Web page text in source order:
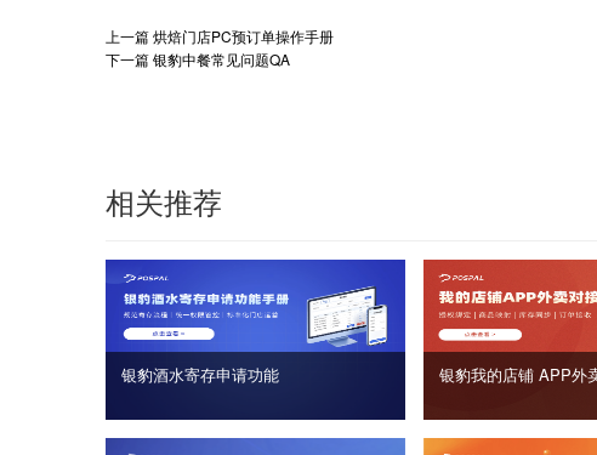
上一篇烘焙门店PC预订单操作手册
下一篇银豹中餐常见问题QA
相关推荐
银豹酒水寄存申请功能 银豹我的店铺 APP外